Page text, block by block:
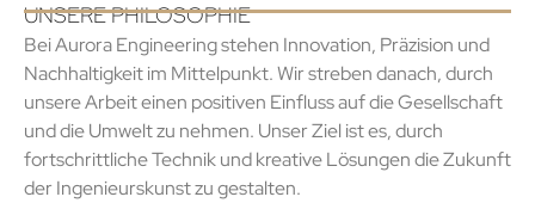
UNSERE PHILOSOPHIE
Bei Aurora Engineering stehen Innovation, Präzision und
Nachhaltigkeit im Mittelpunkt. Wir streben danach, durch
unsere Arbeit einen positiven Einfluss auf die Gesellschaft
und die Umwelt zu nehmen. Unser Ziel ist es, durch
fortschrittliche Technik und kreative Lösungen die Zukunft
der Ingenieurskunst zu gestalten.